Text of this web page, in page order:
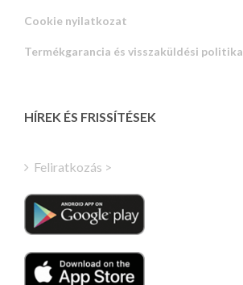
Cookie nyilatkozat
Termékgarancia és visszaküldési politika
HÍREK ÉS FRISSÍTÉSEK
Feliratkozás >